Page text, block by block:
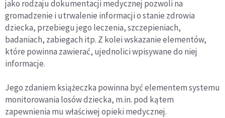
jako rodzaju dokumentacji medycznej pozwoli na
gromadzenie i utrwalenie informacji o stanie zdrowia
dziecka, przebiegu jego leczenia, szczepieniach,
badaniach, zabiegach itp. Z kolei wskazanie elementów,
które powinna zawierać, ujednolici wpisywane do niej
informacje.
Jego zdaniem książeczka powinna być elementem systemu
monitorowania losów dziecka, m.in. pod kątem
zapewnienia mu właściwej opieki medycznej.